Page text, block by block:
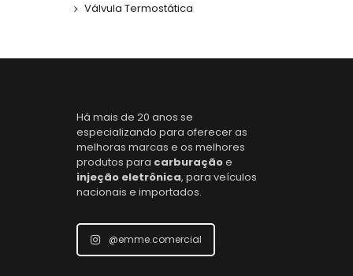
Válvula Termostática
Há mais de 20 anos se
especializando para oferecer as
melhoras marcas e os melhores
produtos para carburaçãoe
injeção eletrônica, para veículos
nacionais e importados.
@emme.comercial